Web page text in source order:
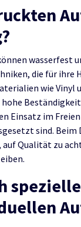
wasserfest
die für ihre
wie
Einsatz im
sind. Beim
Qualität zu